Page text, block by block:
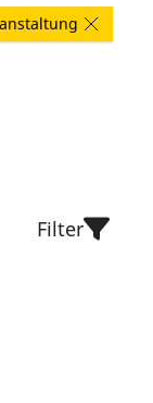
Filter